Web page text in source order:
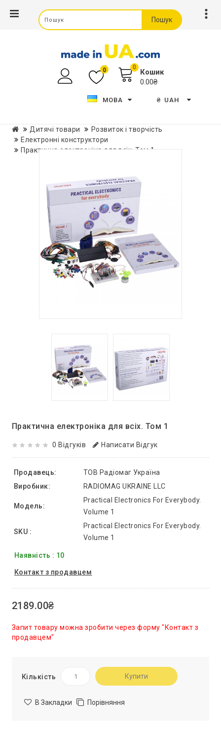
Пошук
0 0
Кошик
0.00₴
МОВА ₴ UAH
Дитячі товари
Розвиток і творчість
Електронні конструктори
Практична електроніка для всіх. Том 1
Практична електроніка для всіх. Том 1
0 Відгуків Написати Відгук
Продавець:
ТОВ Радіомаг Україна
Виробник:
RADIOMAG UKRAINE LLC
Модель:
Practical Electronics For Everybody.
Volume 1
SKU :
Practical Electronics For Everybody.
Volume 1
Наявність : 10
Контакт з продавцем
2189.00₴
Запит товару можна зробити через форму "Контакт з
продавцем"
Кількість Купити
В Закладки Порівняння